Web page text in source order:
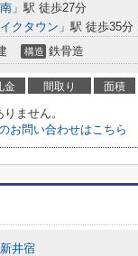
」駅 徒歩27分
クタウン 」駅 徒歩35分
構造 鉄骨造
金 間取り 面積
ません。
お問い合わせはこちら
井宿